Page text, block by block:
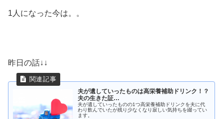
1人になった今は。。
昨日の話↓↓
夫が遺していったものは高栄養補助ドリンク！？
夫の生きた証…
夫が遺していったものの1つ高栄養補助ドリンクを夫に代
わり飲んでいたが残り少なくなり寂しい気持ちを綴ってい
ます。